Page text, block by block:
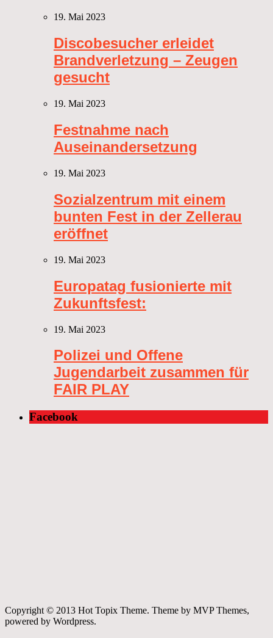
19. Mai 2023
Discobesucher erleidet
Brandverletzung – Zeugen
gesucht
19. Mai 2023
Festnahme nach
Auseinandersetzung
19. Mai 2023
Sozialzentrum mit einem
bunten Fest in der Zellerau
eröffnet
19. Mai 2023
Europatag fusionierte mit
Zukunftsfest:
19. Mai 2023
Polizei und Offene
Jugendarbeit zusammen für
FAIR PLAY
Facebook
Copyright © 2013 Hot Topix Theme. Theme by MVP Themes,
powered by Wordpress.